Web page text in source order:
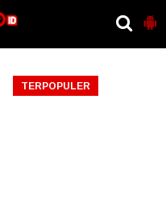
TERPOPULER